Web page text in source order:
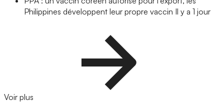
Philippines développent leur propre vaccin Il y a 1 jour
Voir plus